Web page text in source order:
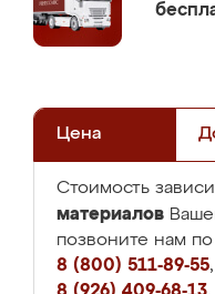
Цена
Стоимость
материалов
позвоните нам
8 (800) 511-89-55,